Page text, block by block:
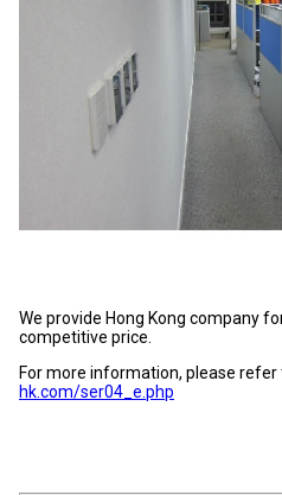
We provide Hong Kong company
competitive price.
For more information, please refer
hk.com/ser04_e.php